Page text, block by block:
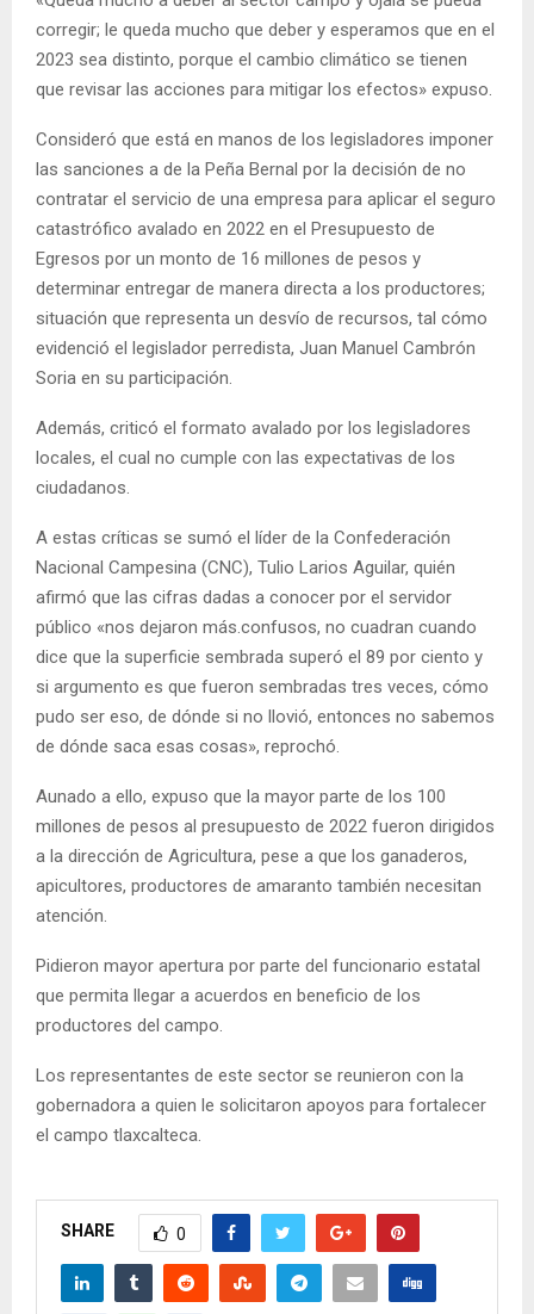
corregir; le queda mucho que deber y esperamos que en el
2023 sea distinto, porque el cambio climático se tienen
que revisar las acciones para mitigar los efectos» expuso.
Consideró que está en manos de los legisladores imponer
las sanciones a de la Peña Bernal por la decisión de no
contratar el servicio de una empresa para aplicar el seguro
catastrófico avalado en 2022 en el Presupuesto de
Egresos por un monto de 16 millones de pesos y
determinar entregar de manera directa a los productores;
situación que representa un desvío de recursos, tal cómo
evidenció el legislador perredista, Juan Manuel Cambrón
Soria en su participación.
Además, criticó el formato avalado por los legisladores
locales, el cual no cumple con las expectativas de los
ciudadanos.
A estas críticas se sumó el líder de la Confederación
Nacional Campesina (CNC), Tulio Larios Aguilar, quién
afirmó que las cifras dadas a conocer por el servidor
público «nos dejaron más.confusos, no cuadran cuando
dice que la superficie sembrada superó el 89 por ciento y
si argumento es que fueron sembradas tres veces, cómo
pudo ser eso, de dónde si no llovió, entonces no sabemos
de dónde saca esas cosas», reprochó.
Aunado a ello, expuso que la mayor parte de los 100
millones de pesos al presupuesto de 2022 fueron dirigidos
a la dirección de Agricultura, pese a que los ganaderos,
apicultores, productores de amaranto también necesitan
atención.
Pidieron mayor apertura por parte del funcionario estatal
que permita llegar a acuerdos en beneficio de los
productores del campo.
Los representantes de este sector se reunieron con la
gobernadora a quien le solicitaron apoyos para fortalecer
el campo tlaxcalteca.
SHARE 0